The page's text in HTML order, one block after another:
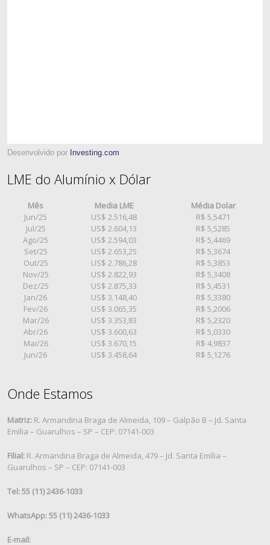
Desenvolvido por Investing.com
LME do Alumínio x Dólar
Mês Media LME
Média Dolar
Jun/25
US$ 2.516,48
R$ 5,5471
Jul/25
US$ 2.604,13
R$ 5,5285
Ago/25
US$ 2.594,03
R$ 5,4469
Set/25
US$ 2.653,25
R$ 5,3674
Out/25
US$ 2.786,28
R$ 5,3853
Nov/25
US$ 2.822,93
R$ 5,3408
Dez/25
US$ 2.875,33
R$ 5,4531
Jan/26
US$ 3.148,40
R$ 5,3380
Fev/26
US$ 3.065,35
R$ 5,2006
Mar/26
US$ 3.353,83
R$ 5,2320
Abr/26
US$ 3.600,63
R$ 5,0330
Mai/26
US$ 3.670,15
R$ 4,9837
Jun/26
US$ 3.458,64 R$ 5,1276
Onde Estamos
Matriz: R. Armandina Braga de Almeida, 109 – Galpão B – Jd. Santa
Emília – Guarulhos – SP – CEP: 07141-003
Filial: R. Armandina Braga de Almeida, 479 – Jd. Santa Emília –
Guarulhos – SP – CEP: 07141-003
Tel: 55 (11) 2436-1033
WhatsApp: 55 (11) 2436-1033
E-mail: